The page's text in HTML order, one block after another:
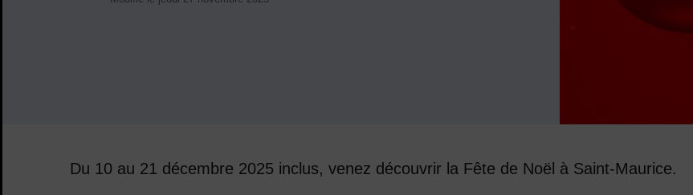
Du 10 au 21 décembre 2025 inclus, venez découvrir la Fête de Noël à Saint-Maurice.